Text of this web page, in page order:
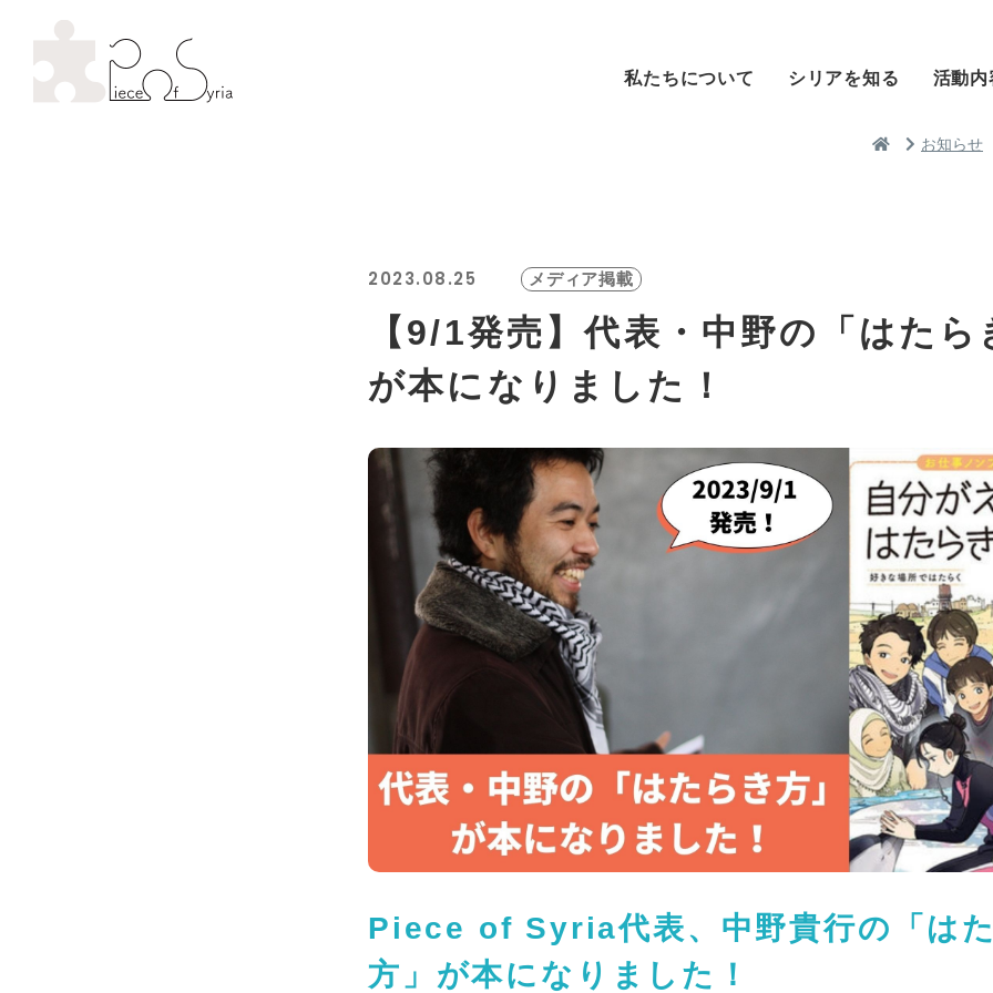
私たちについて シリアを知る 活動内
お知らせ
2023.08.25 メディア掲載
【9/1発売】代表・中野の「はたら
が本になりました！
Piece of Syria代表、中野貴行の「は
方」が本になりました！